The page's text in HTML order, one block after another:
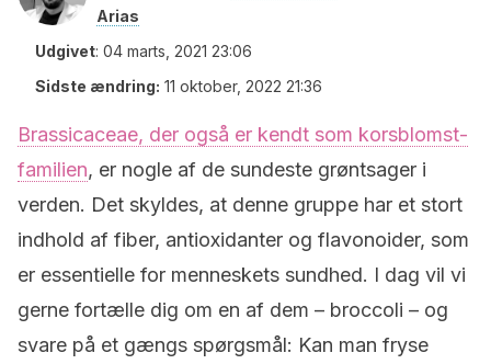
Arias
Udgivet: 04 marts, 2021 23:06
Sidste ændring: 11 oktober, 2022 21:36
Brassicaceae, der også er kendt som korsblomst-
familien, er nogle af de sundeste grøntsager i
verden. Det skyldes, at denne gruppe har et stort
indhold af fiber, antioxidanter og flavonoider, som
er essentielle for menneskets sundhed. I dag vil vi
gerne fortælle dig om en af dem – broccoli – og
svare på et gængs spørgsmål: Kan man fryse